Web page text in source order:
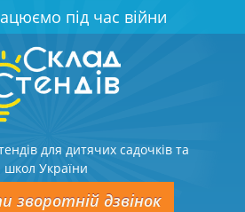
під час війни
для дитячих садочків та
школ України
зворотній дзвінок